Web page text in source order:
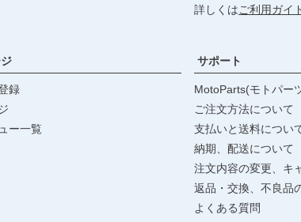
詳しくはご利用ガイ
録
ー一覧
サポート
MotoParts(モトパー
ご注文方法について
支払いと送料につい
納期、配送について
注文内容の変更、キ
返品・交換、不良品
よくある質問